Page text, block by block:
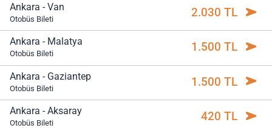
Ankara - Van
Otobüs Bileti 2.030 TL
Ankara - Malatya
Otobüs Bileti 1.500 TL
Ankara - Gaziantep
Otobüs Bileti 1.500 TL
Ankara - Aksaray
Otobüs Bileti 420 TL